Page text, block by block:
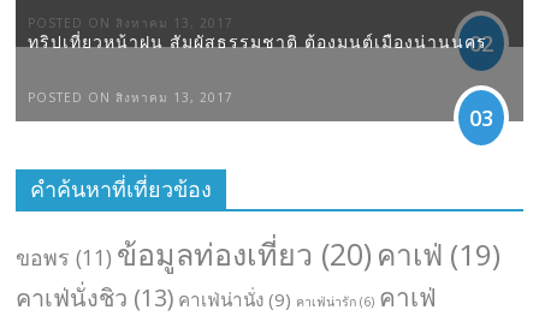
POSTED ON สิงหาคม 13, 2017
02
ทริปเที่ยวหน้าฝน สัมผัสธรรมชาติ ต้องมนต์เมืองน่านนคร
POSTED ON สิงหาคม 13, 2017
03
คำค้นหาที่เที่ยวข้อง
ขอพร (11) ข้อมูลท่องเที่ยว (20) คาเฟ่ (19)
คาเฟ่นั่งชิว (13) คาเฟ่น่านั่ง (9) คาเฟ่น่ารัก (6) คาเฟ่